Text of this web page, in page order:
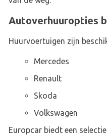
Autoverhuuropties
Huurvoertuigen zijn
Mercedes
Renault
Skoda
Volkswagen
Europcar biedt een